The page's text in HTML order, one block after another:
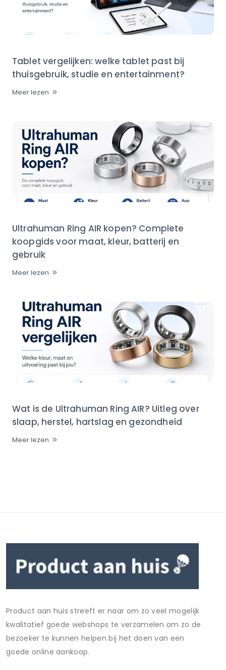
Tablet vergelijken: welke tablet past bij
thuisgebruik, studie en entertainment?
Meer lezen
Ultrahuman Ring AIR kopen? Complete
koopgids voor maat, kleur, batterij en
gebruik
Meer lezen
Wat is de Ultrahuman Ring AIR? Uitleg over
slaap, herstel, hartslag en gezondheid
Meer lezen
Product aan huis streeft er naar om zo veel mogelijk
kwalitatief goede webshops te verzamelen om zo de
bezoeker te kunnen helpen bij het doen van een
goede online aankoop.